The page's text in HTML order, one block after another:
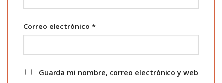
Correo electrónico *
Guarda mi nombre, correo electrónico y web